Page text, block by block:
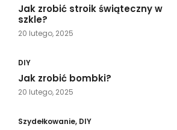
Jak zrobić stroik świąteczny w
szkle?
20 lutego, 2025
DIY
Jak zrobić bombki?
20 lutego, 2025
Szydełkowanie, DIY